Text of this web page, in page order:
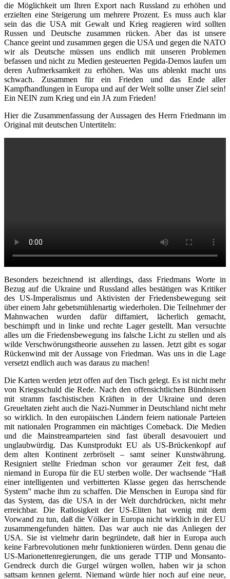
die Möglichkeit um Ihren Export nach Russland zu erhöhen und
erzielten eine Steigerung um mehrere Prozent. Es muss auch klar
sein das die USA mit Gewalt und Krieg reagieren wird sollten
Russen und Deutsche zusammen rücken. Aber das ist unsere
Chance geeint und zusammen gegen die USA und gegen die NATO
wir als Deutsche müssen uns endlich mit unseren Problemen
befassen und nicht zu Medien gesteuerten Pegida-Demos laufen um
deren Aufmerksamkeit zu erhöhen. Was uns ablenkt macht uns
schwach. Zusammen für ein Frieden und das Ende aller
Kampfhandlungen in Europa und auf der Welt sollte unser Ziel sein!
Ein NEIN zum Krieg und ein JA zum Frieden!
Hier die Zusammenfassung der Aussagen des Herrn Friedmann im
Original mit deutschen Untertiteln:
Besonders bezeichnend ist allerdings, dass Friedmans Worte in
Bezug auf die Ukraine und Russland alles bestätigen was Kritiker
des US-Imperalismus und Aktivisten der Friedensbewegung seit
über einem Jahr gebetsmühlenartig wiederholen. Die Teilnehmer der
Mahnwachen wurden dafür diffamiert, lächerlich gemacht,
beschimpft und in linke und rechte Lager gestellt. Man versuchte
alles um die Friedensbewegung ins falsche Licht zu stellen und als
wilde Verschwörungstheorie aussehen zu lassen. Jetzt gibt es sogar
Rückenwind mit der Aussage von Friedman. Was uns in die Lage
versetzt endlich auch was daraus zu machen!
Die Karten werden jetzt offen auf den Tisch gelegt. Es ist nicht mehr
von Kriegsschuld die Rede. Nach den offensichtlichen Bündnissen
mit stramm faschistischen Kräften in der Ukraine und deren
Greueltaten zieht auch die Nazi-Nummer in Deutschland nicht mehr
so wirklich. In den europäischen Ländern feiern nationale Parteien
mit nationalen Programmen ein mächtiges Comeback. Die Medien
und die Mainstreamparteien sind fast überall desavouiert und
unglaubwürdig. Das Kunstprodukt EU als US-Brückenkopf auf
dem alten Kontinent zerbröselt – samt seiner Kunstwährung.
Resigniert stellte Friedman schon vor geraumer Zeit fest, daß
niemand in Europa für die EU sterben wolle. Der wachsende “Haß
einer intelligenten und verbitterten Klasse gegen das herrschende
System” mache ihm zu schaffen. Die Menschen in Europa sind für
das System, das die USA in der Welt durchdrücken, nicht mehr
erreichbar. Die Ratlosigkeit der US-Eliten hat wenig mit dem
Vorwand zu tun, daß die Völker in Europa nicht wirklich in der EU
zusammengefunden hätten. Das war auch nie das Anliegen der
USA. Sie ist vielmehr darin begründete, daß hier in Europa auch
keine Farbrevolutionen mehr funktionieren würden. Denn genau die
US-Marionettenregierungen, die uns gerade TTIP und Monsanto-
Gendreck durch die Gurgel würgen wollen, haben wir ja schon
sattsam kennen gelernt. Niemand würde hier noch auf eine neue,